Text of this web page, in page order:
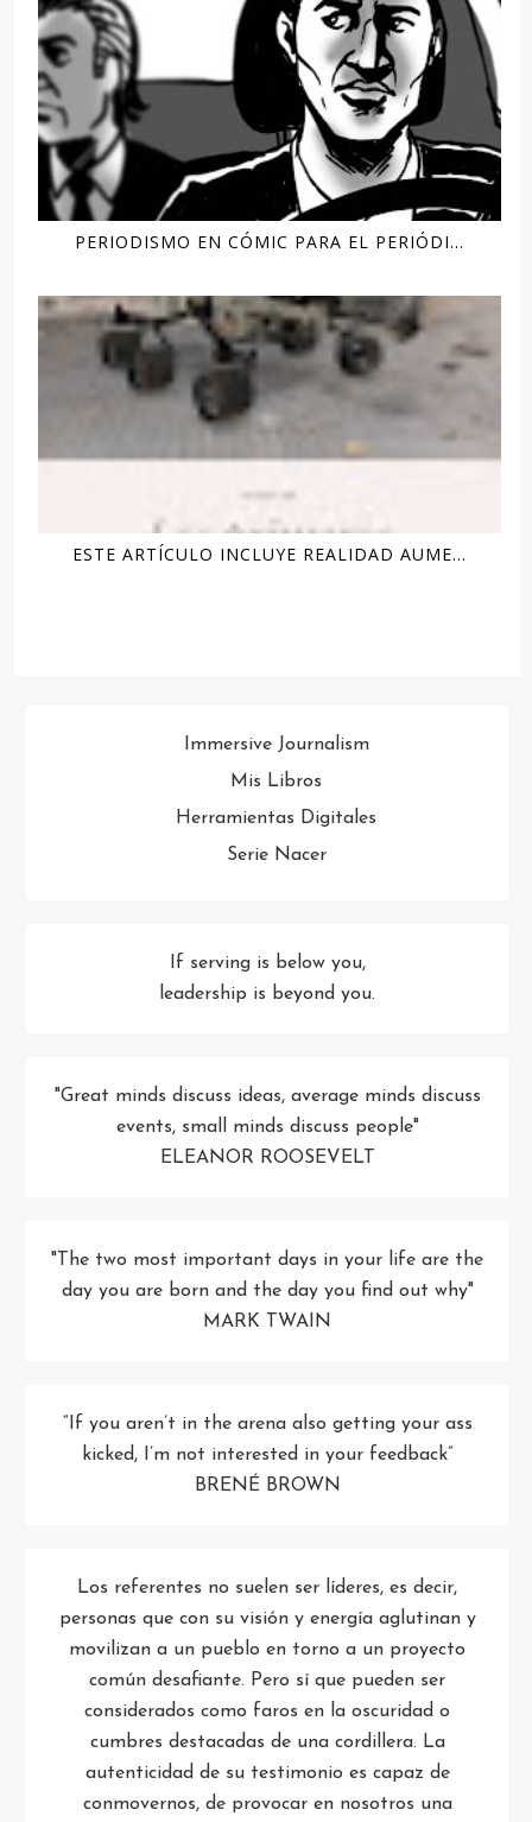
PERIODISMO EN CÓMIC PARA EL PERIÓDI...
ESTE ARTÍCULO INCLUYE REALIDAD AUME...
Immersive Journalism
Mis Libros
Herramientas Digitales
Serie Nacer
If serving is below you,
leadership is beyond you.
"Great minds discuss ideas, average minds discuss
events, small minds discuss people"
ELEANOR ROOSEVELT
"The two most important days in your life are the
day you are born and the day you find out why"
MARK TWAIN
“If you aren’t in the arena also getting your ass
kicked, I’m not interested in your feedback”
BRENÉ BROWN
Los referentes no suelen ser líderes, es decir,
personas que con su visión y energía aglutinan y
movilizan a un pueblo en torno a un proyecto
común desafiante. Pero sí que pueden ser
considerados como faros en la oscuridad o
cumbres destacadas de una cordillera. La
autenticidad de su testimonio es capaz de
conmovernos, de provocar en nosotros una